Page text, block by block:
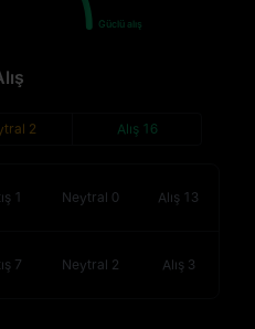
Güclü alış
2 Alış 16
1 Neytral 0 Alış 13
7 Neytral 2 Alış 3